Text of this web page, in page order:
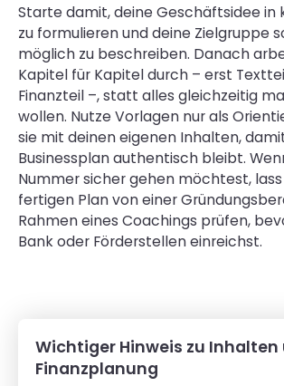
Starte damit, deine Geschäftsidee in
zu formulieren und deine Zielgruppe
möglich zu beschreiben. Danach
Kapitel für Kapitel durch – erst
Finanzteil –, statt alles gleichzeitig
wollen. Nutze Vorlagen nur als
sie mit deinen eigenen Inhalten,
Businessplan authentisch bleibt.
Nummer sicher gehen möchtest,
fertigen Plan von einer
Rahmen eines Coachings prüfen,
Bank oder Förderstellen einreichst.
Wichtiger Hinweis zu Inhalten
Finanzplanung